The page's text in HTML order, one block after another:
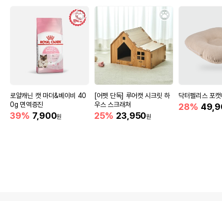
로얄캐닌 캣 마더&베이비 40
0g 면역증진
39% 7,900원
[어펫 단독] 루어캣 시크릿 하
우스 스크래쳐
25% 23,950원
닥터펠리스 포
28%